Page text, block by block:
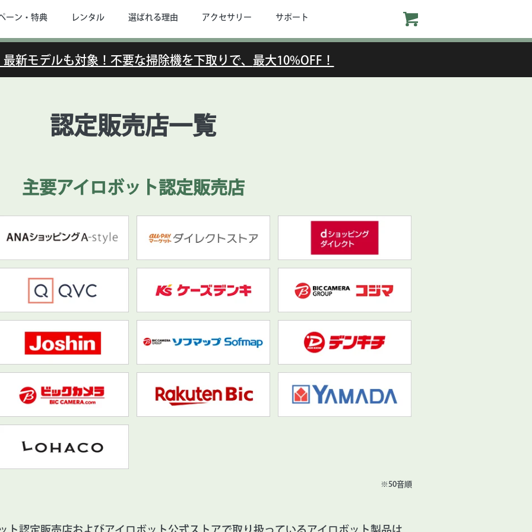
ーン・特典 レンタル 選ばれる理由 アクセサリー サポート
新モデルも対象！不要な掃除機を下取りで、 最大10%OFF！
認定販売店一覧
主要アイロボット認定販売店
※50音順
ト認定販売店およびアイロボット公式ストアで取り扱っているアイロボット製品は